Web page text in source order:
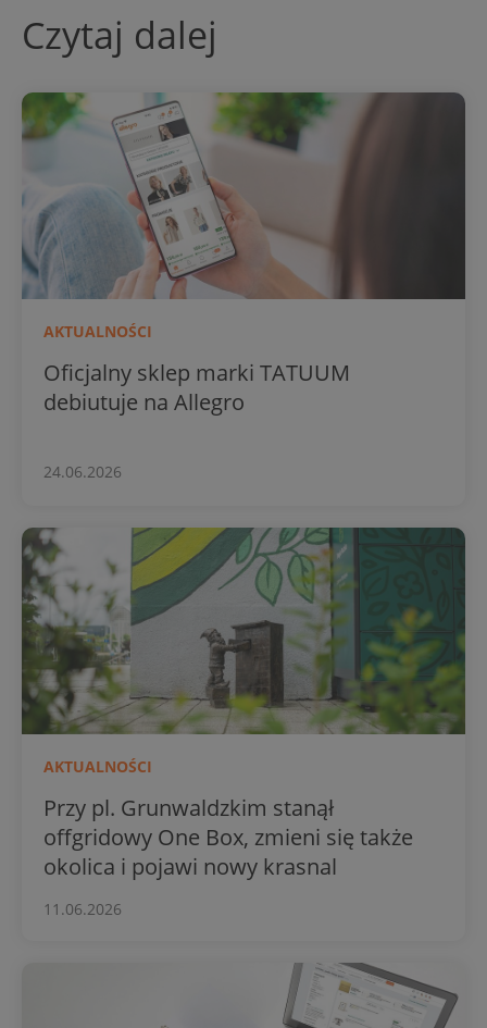
Czytaj dalej
AKTUALNOŚCI
Oficjalny sklep marki TATUUM
debiutuje na Allegro
24.06.2026
AKTUALNOŚCI
Przy pl. Grunwaldzkim stanął
offgridowy One Box, zmieni się także
okolica i pojawi nowy krasnal
11.06.2026